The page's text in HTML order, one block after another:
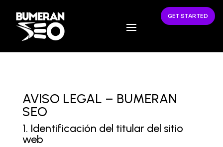
GET STARTED
AVISO LEGAL – BUMERAN
SEO
1. Identificación del titular del sitio
web